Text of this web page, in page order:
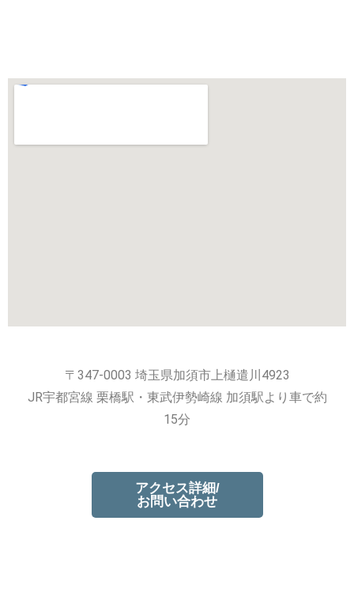
〒347-0003 埼玉県加須市上樋遣川4923
JR宇都宮線 栗橋駅・東武伊勢崎線 加須駅より車で約
15分
アクセス詳細/
お問い合わせ